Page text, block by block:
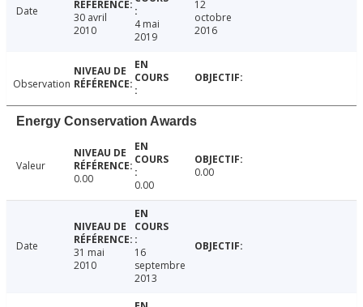
Date
30 avril
2010
4 mai
2019
12
octobre
2016
Observation
Energy Conservation Awards
Valeur
0.00
0.00
0.00
Date
31 mai
2010
16
septembre
2013